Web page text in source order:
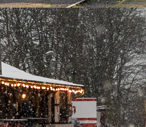
Ort entlang der Brohltalbahn,
900 Jahre alt ist, geht ursprünglich auf die
den Ortskern überragt. In den
vulkanischer Gesteine (Trass, Lava) und